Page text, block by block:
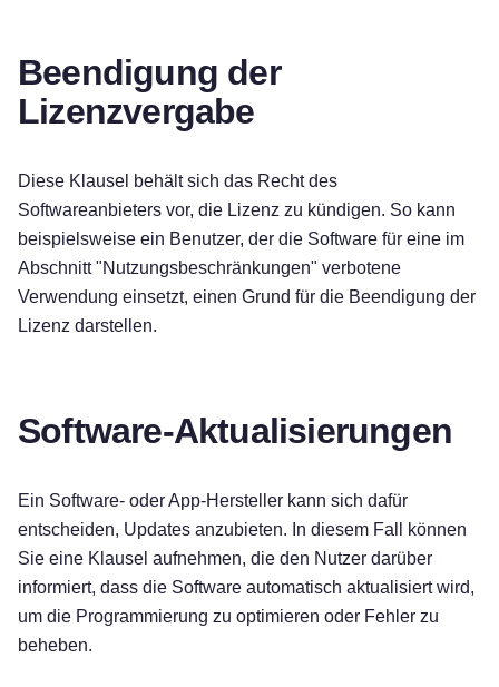
Beendigung der
Lizenzvergabe
Diese Klausel behält sich das Recht des
Softwareanbieters vor, die Lizenz zu kündigen. So kann
beispielsweise ein Benutzer, der die Software für eine im
Abschnitt "Nutzungsbeschränkungen" verbotene
Verwendung einsetzt, einen Grund für die Beendigung der
Lizenz darstellen.
Software-Aktualisierungen
Ein Software- oder App-Hersteller kann sich dafür
entscheiden, Updates anzubieten. In diesem Fall können
Sie eine Klausel aufnehmen, die den Nutzer darüber
informiert, dass die Software automatisch aktualisiert wird,
um die Programmierung zu optimieren oder Fehler zu
beheben.